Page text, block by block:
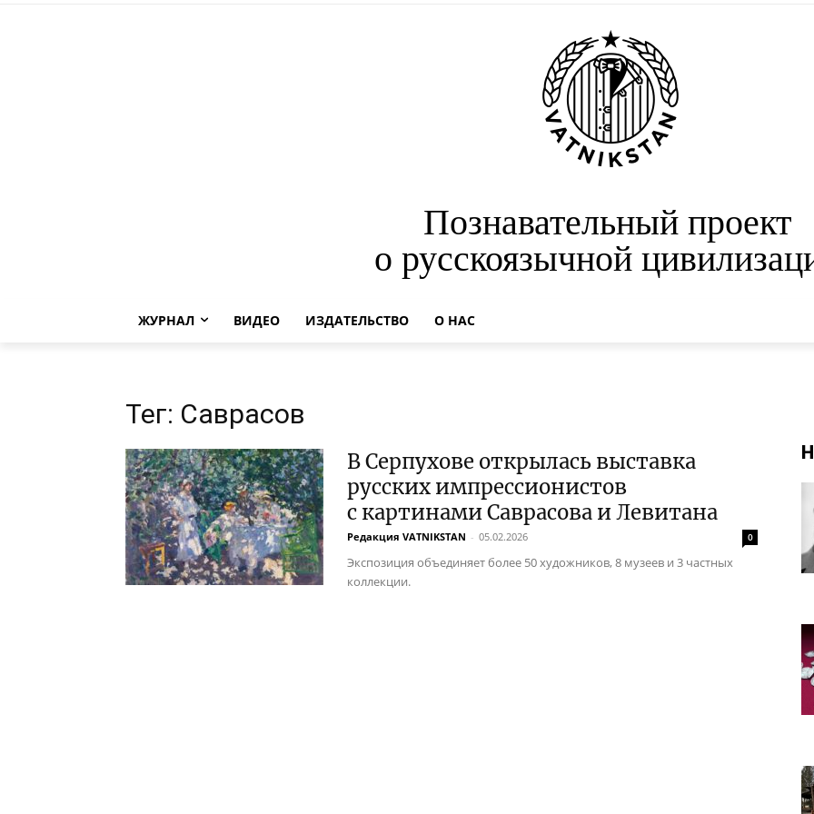
Познавательный проект
о русскоязычной
ЖУРНАЛ ВИДЕО ИЗДАТЕЛЬСТВО О НАС
Тег: Саврасов
В Серпухове открылась выставка
русских импрессионистов
с картинами Саврасова и Левитана
Редакция VATNIKSTAN - 05.02.2026 0
Экспозиция объединяет более 50 художников, 8 музеев и 3 частных
коллекции.